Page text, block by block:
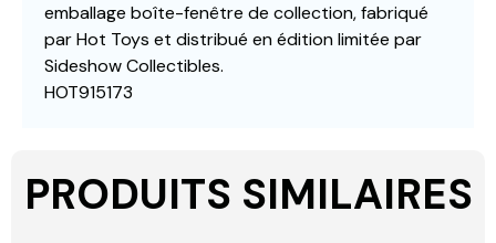
emballage boîte-fenêtre de collection, fabriqué
par Hot Toys et distribué en édition limitée par
Sideshow Collectibles.
HOT915173
PRODUITS SIMILAIRES